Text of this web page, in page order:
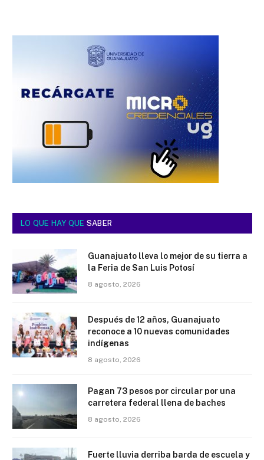
LO QUE HAY QUE SABER
Guanajuato lleva lo mejor de su tierra a
la Feria de San Luis Potosí
8 agosto, 2026
Después de 12 años, Guanajuato
reconoce a 10 nuevas comunidades
indígenas
8 agosto, 2026
Pagan 73 pesos por circular por una
carretera federal llena de baches
8 agosto, 2026
Fuerte lluvia derriba barda de escuela y